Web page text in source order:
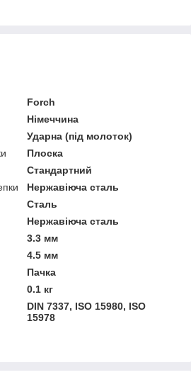
Forch
Німеччина
Ударна (під молоток)
Плоска
Стандартний
Нержавіюча сталь
Сталь
Нержавіюча сталь
3.3 мм
4.5 мм
Пачка
0.1 кг
DIN 7337, ISO 15980, ISO
15978